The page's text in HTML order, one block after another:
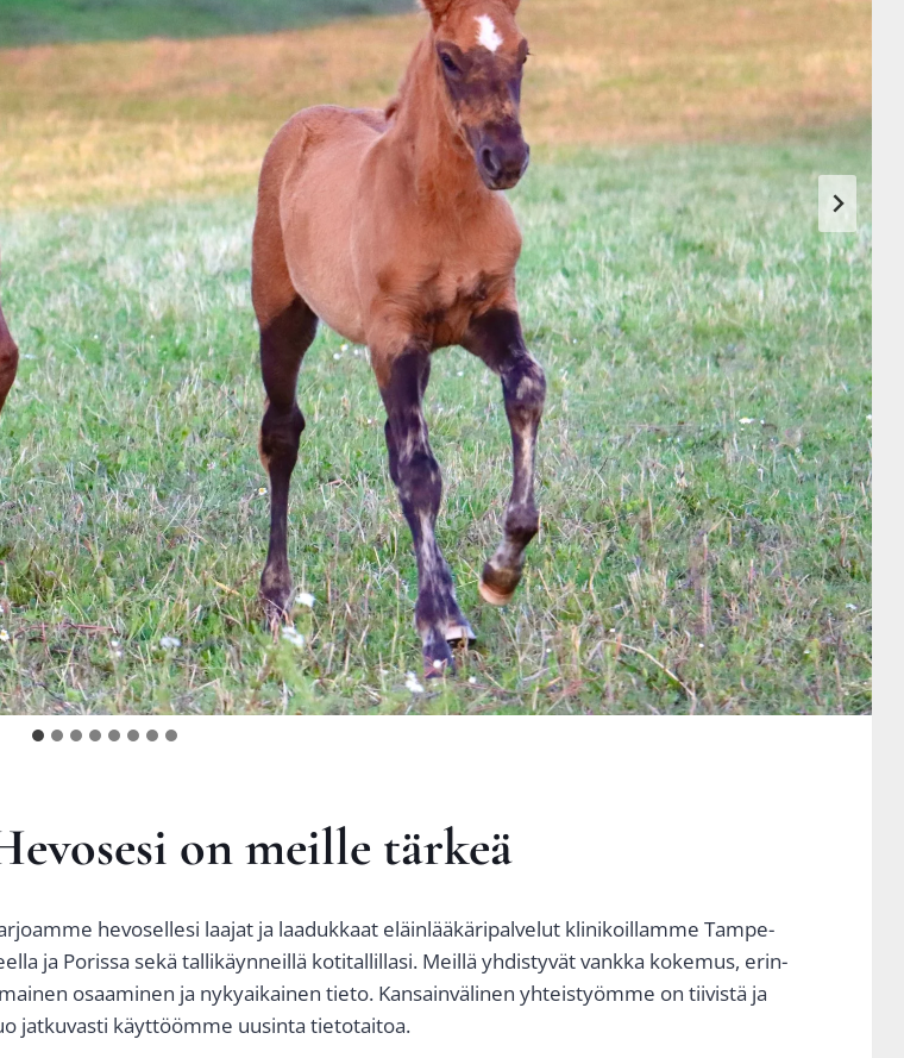
on meil­le tär­keä
hevo­sel­le­si laa­jat ja laa­duk­kaat eläin­lää­kä­ri­pal­ve­lut kli­ni­koil­lam­me Tam­pe­
ja Poris­sa sekä tal­li­käyn­neil­lä koti­tal­lil­la­si. Meil­lä yhdis­ty­vät vank­ka koke­mus, erin­
osaa­mi­nen ja nyky­ai­kai­nen tie­to. Kan­sain­vä­li­nen yhteis­työm­me on tii­vis­tä ja
jat­ku­vas­ti käyt­tööm­me uusin­ta tie­to­tai­toa.